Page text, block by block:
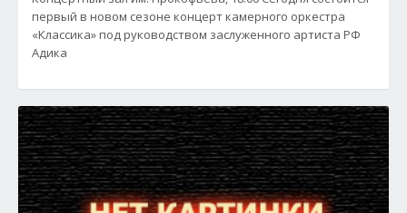
первый в новом сезоне концерт камерного оркестра
«Классика» под руководством заслуженного артиста РФ
Адика